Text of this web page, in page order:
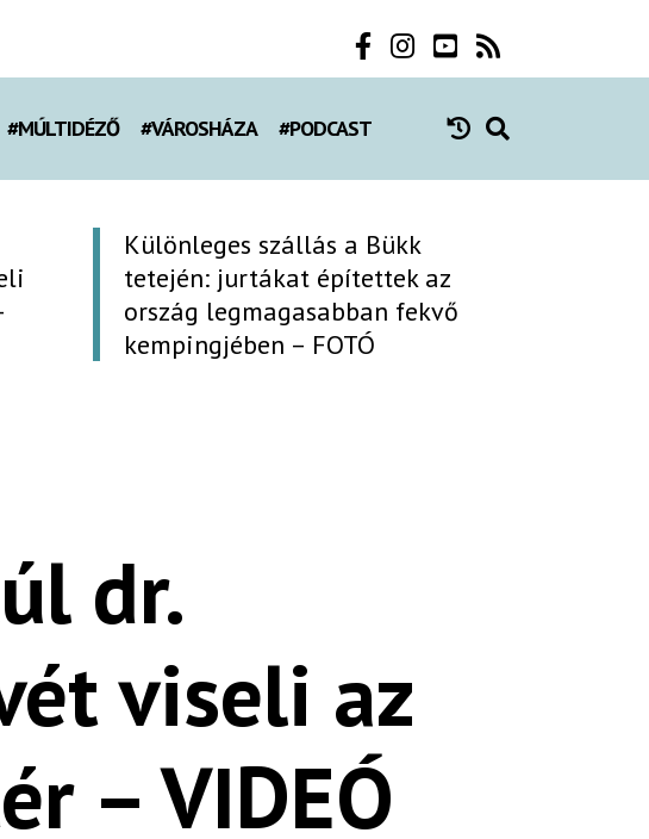
#MÚLTIDÉZŐ #VÁROSHÁZA #PODCAST
Különleges szállás a Bükk
tetején: jurtákat építettek az
ország legmagasabban fekvő
kempingjében – FOTÓ
dr.
viseli az
– VIDEÓ